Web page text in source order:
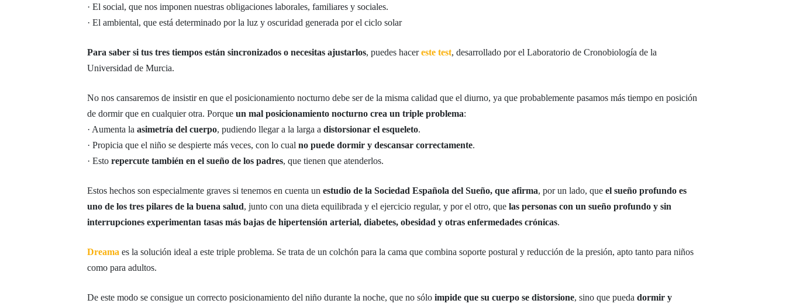
· El social, que nos imponen nuestras obligaciones laborales, familiares y sociales.
· El ambiental, que está determinado por la luz y oscuridad generada por el ciclo solar
Para saber si tus tres tiempos están sincronizados o necesitas ajustarlos, puedes hacereste test, desarrollado por el Laboratorio de Cronobiología de la
Universidad de Murcia.
No nos cansaremos de insistir en que el posicionamiento nocturno debe ser de la misma calidad que el diurno, ya que probablemente pasamos más tiempo en posición
de dormir que en cualquier otra. Porqueun mal posicionamiento nocturno crea un triple problema:
· Aumenta laasimetría del cuerpo, pudiendo llegar a la larga adistorsionar el esqueleto.
· Propicia que el niño se despierte más veces, con lo cualno puede dormir y descansar correctamente.
· Estorepercute también en el sueño de los padres, que tienen que atenderlos.
Estos hechos son especialmente graves si tenemos en cuenta unestudio de la Sociedad Española del Sueño, que afirma, por un lado, queel sueño profundo es
uno de los tres pilares de la buena salud, junto con una dieta equilibrada y el ejercicio regular, y por el otro, quelas personas con un sueño profundo y sin
interrupciones experimentan tasas más bajas de hipertensión arterial, diabetes, obesidad y otras enfermedades crónicas.
Dreama es la solución ideal a este triple problema. Se trata de un colchón para la cama que combina soporte postural y reducción de la presión, apto tanto para niños
como para adultos.
De este modo se consigue un correcto posicionamiento del niño durante la noche, que no sólo impide que su cuerpo se distorsione, sino que puedadormir y